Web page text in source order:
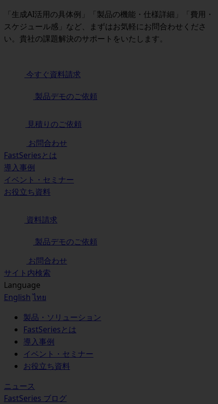
「生成AI活用の具体例」「製品の機能・仕様詳細」「費用・
スケジュール感」など、まずはお気軽にお問合わせくださ
い。貴社の課題解決のサポートをいたします。
今すぐ資料請求
製品デモのご依頼
見積りのご依頼
お問合わせ
FastSeriesとは
導入事例
イベント・セミナー
お役立ち資料
資料請求
製品デモのご依頼
お問合わせ
サイト内検索
Language
English ไทย
製品・ソリューション
FastSeriesとは
導入事例
イベント・セミナー
お役立ち資料
ニュース
FastSeries ブログ